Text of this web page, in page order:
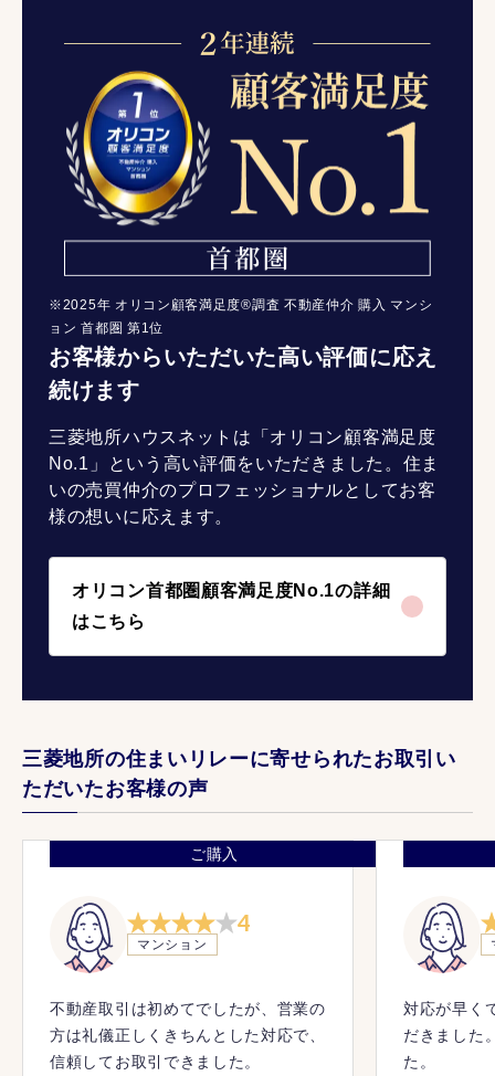
お客様からいただいた高い評価に応え
続けます
三菱地所ハウスネットは「オリコン顧客満足度
No.1」という高い評価をいただきました。住ま
いの売買仲介のプロフェッショナルとしてお客
様の想いに応えます。
オリコン首都圏顧客満足度No.1の詳細
はこちら
※2025年 オリコン顧客満足度®調査 不動産仲介 購入 マンシ
ョン 首都圏 第1位
三菱地所の住まいリレーに寄せられたお取引い
ただいたお客様の声
ご購入
4
マンション
不動産取引は初めてでしたが、営業の
方は礼儀正しくきちんとした対応で、
信頼してお取引できました。
対応が早く
だきました
た。